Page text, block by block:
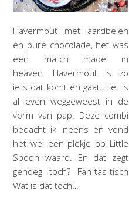
Havermout met aardbeien
en pure chocolade, het was
een match made in
heaven. Havermout is zo
iets dat komt en gaat. Het is
al even weggeweest in de
vorm van pap. Deze combi
bedacht ik ineens en vond
het wel een plekje op Little
Spoon waard. En dat zegt
genoeg toch? Fan-tas-tisch
Wat is dat toch…